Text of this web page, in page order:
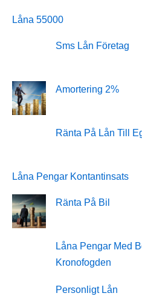
Låna 55000
Sms Lån Företag
Amortering 2%
Ränta På Lån Till
Låna Pengar Kontantinsats
Ränta På Bil
Låna Pengar Med
Kronofogden
Personligt Lån